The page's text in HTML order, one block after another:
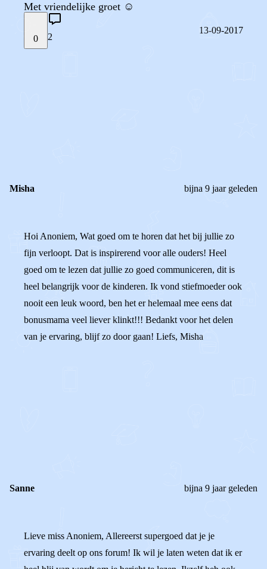
Met vriendelijke groet ☺️
0 2
13-09-2017
Misha bijna 9 jaar geleden
Hoi Anoniem, Wat goed om te horen dat het bij jullie zo
fijn verloopt. Dat is inspirerend voor alle ouders! Heel
goed om te lezen dat jullie zo goed communiceren, dit is
heel belangrijk voor de kinderen. Ik vond stiefmoeder ook
nooit een leuk woord, ben het er helemaal mee eens dat
bonusmama veel liever klinkt!!! Bedankt voor het delen
van je ervaring, blijf zo door gaan! Liefs, Misha
Sanne bijna 9 jaar geleden
Lieve miss Anoniem, Allereerst supergoed dat je je
ervaring deelt op ons forum! Ik wil je laten weten dat ik er